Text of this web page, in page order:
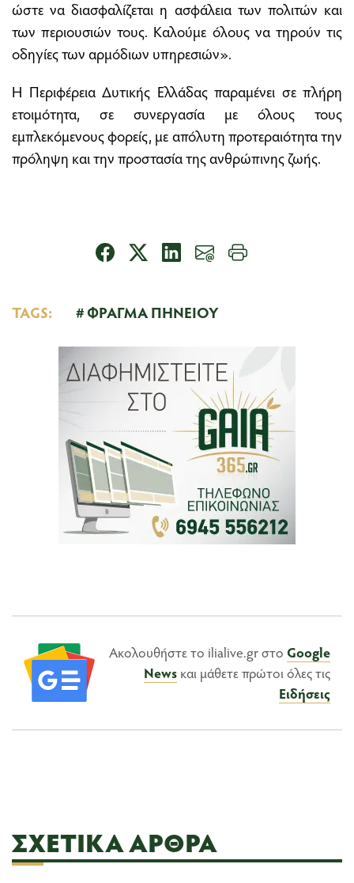
ώστε να διασφαλίζεται η ασφάλεια των πολιτών και
των περιουσιών τους. Καλούμε όλους να τηρούν τις
οδηγίες των αρμόδιων υπηρεσιών».
Η Περιφέρεια Δυτικής Ελλάδας παραμένει σε πλήρη
ετοιμότητα, σε συνεργασία με όλους τους
εμπλεκόμενους φορείς, με απόλυτη προτεραιότητα την
πρόληψη και την προστασία της ανθρώπινης ζωής.
TAGS: ΦΡΑΓΜΑ ΠΗΝΕΙΟΥ
Ακολουθήστε το ilialive.gr στο Google
News και μάθετε πρώτοι όλες τις
Ειδήσεις
ΣΧΕΤΙΚΆ ΆΡΘΡΑ